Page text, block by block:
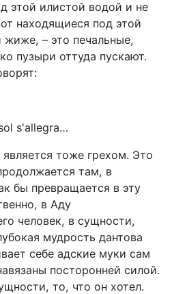
этой илистой водой и не
находящиеся под этой
жиже, – это печальные,
пузыри оттуда пускают.
s'allegra…
тоже грехом. Это
там, в
бы превращается в эту
в Аду
человек, в сущности,
мудрость дантова
себе адские муки сам
посторонней силой.
то, что он хотел.